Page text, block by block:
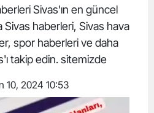
Sivas'ın en güncel
haberleri, Sivas hava
spor haberleri ve daha
takip edin. sitemizde
10, 2024 10:53